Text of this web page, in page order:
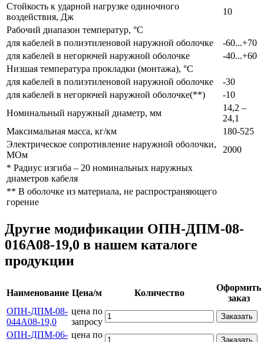
Стойкость к ударной нагрузке одиночного
воздействия, Дж
10
Рабочий диапазон температур, °С
для кабелей в полиэтиленовой наружной оболочке
-60...+70
для кабелей в негорючей наружной оболочке
-40...+60
Низшая температура прокладки (монтажа), °С
для кабелей в полиэтиленовой наружной оболочке
-30
для кабелей в негорючей наружной оболочке(**)
-10
Номинальный наружный диаметр, мм
14,2 –
24,1
Максимальная масса, кг/км
180-525
Электрическое сопротивление наружной оболочки,
МОм
2000
* Радиус изгиба – 20 номинальных наружных
диаметров кабеля
** В оболочке из материала, не распространяющего
горение
Другие модификации ОПН-ДПМ-08-
016А08-19,0 в нашем каталоге
продукции
Наименование Цена/м Количество
Оформить
заказ
ОПН-ДПМ-08-
044А08-19,0
цена по
запросу
Заказать
ОПН-ДПМ-06- цена по
Заказать